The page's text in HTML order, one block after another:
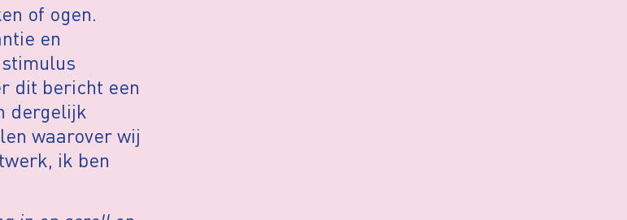
of ogen.
en
dit bericht een
dergelijk
waarover wij
ik ben